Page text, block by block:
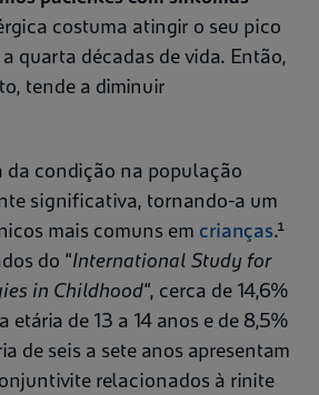
costuma atingir o seu pico
quarta décadas de vida. Então,
tende a diminuir
da condição na população
significativa, tornando-a um
mais comuns em crianças.¹
do “International Study for
in Childhood“, cerca de 14,6%
etária de 13 a 14 anos e de 8,5%
de seis a sete anos apresentam
relacionados à rinite